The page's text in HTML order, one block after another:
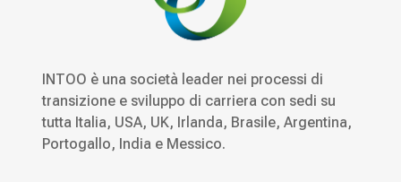
INTOO è una società leader nei processi di
transizione e sviluppo di carriera con sedi su
tutta Italia, USA, UK, Irlanda, Brasile, Argentina,
Portogallo, India e Messico.